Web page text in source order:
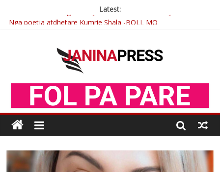
Latest:
Nga poetja atdhetare Kumrie Shala -BOLL MO
Çlirimtari Mentor Mushkolaj nderohet me mirenjohje nga
Xhevdet Qeriqi Dega e invalidëve në Fushë Kosovë
Postim me vlera nga artistja e mirëfilltë Mimoza Gjoni